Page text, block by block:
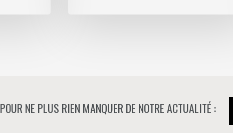
POUR NE PLUS RIEN MANQUER DE NOTRE ACTUALITÉ :